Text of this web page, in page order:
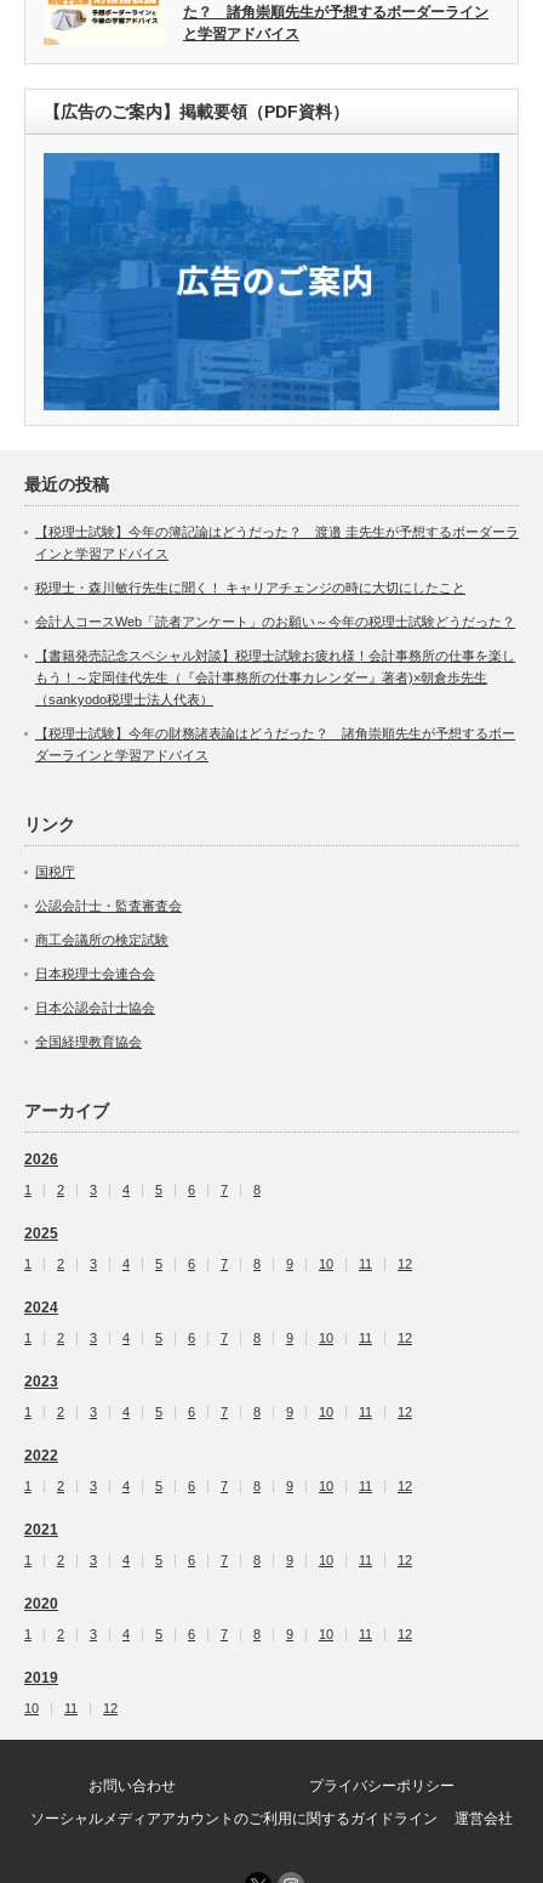
た？ 諸角崇順先生が予想するボーダーライン
と学習アドバイス
【広告のご案内】掲載要領（PDF資料）
最近の投稿
【税理士試験】今年の簿記論はどうだった？ 渡邉 圭先生が予想するボーダーラ
インと学習アドバイス
税理士・森川敏行先生に聞く！ キャリアチェンジの時に大切にしたこと
会計人コースWeb「読者アンケート」のお願い～今年の税理士試験どうだった？
【書籍発売記念スペシャル対談】税理士試験お疲れ様！会計事務所の仕事を楽し
もう！～定岡佳代先生（『会計事務所の仕事カレンダー』著者)×朝倉歩先生
（sankyodo税理士法人代表）
【税理士試験】今年の財務諸表論はどうだった？ 諸角崇順先生が予想するボー
ダーラインと学習アドバイス
リンク
国税庁
公認会計士・監査審査会
商工会議所の検定試験
日本税理士会連合会
日本公認会計士協会
全国経理教育協会
アーカイブ
2026
1 2 3 4 5 6 7 8
2025
1 2 3 4 5 6 7 8 9 10 11 12
2024
1 2 3 4 5 6 7 8 9 10 11 12
2023
1 2 3 4 5 6 7 8 9 10 11 12
2022
1 2 3 4 5 6 7 8 9 10 11 12
2021
1 2 3 4 5 6 7 8 9 10 11 12
2020
1 2 3 4 5 6 7 8 9 10 11 12
2019
10 11 12
お問い合わせ
プライバシーポリシー
ソーシャルメディアアカウントのご利用に関するガイドライン
運営会社